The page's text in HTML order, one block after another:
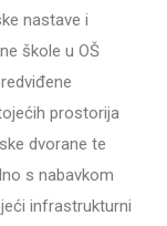
nastave i
škole u OŠ
prostorija
dvorane te
s nabavkom
infrastrukturni